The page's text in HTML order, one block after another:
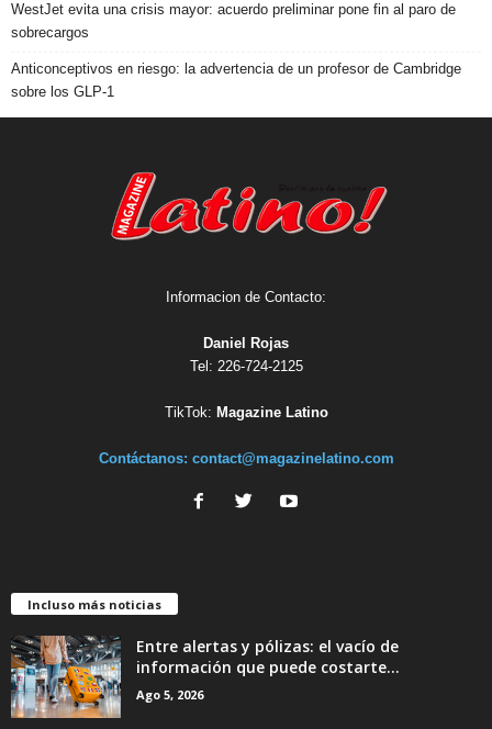
WestJet evita una crisis mayor: acuerdo preliminar pone fin al paro de
sobrecargos
Anticonceptivos en riesgo: la advertencia de un profesor de Cambridge
sobre los GLP-1
Informacion de Contacto:
Daniel Rojas
Tel: 226-724-2125
TikTok: Magazine Latino
Contáctanos: contact@magazinelatino.com
Incluso más noticias
Entre alertas y pólizas: el vacío de
información que puede costarte...
Ago 5, 2026